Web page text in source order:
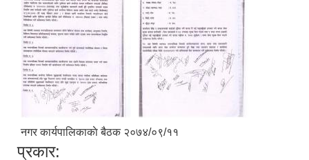
नगर कार्यपालिकाकाे बैठक २०७४/०९/११
प्रकार: